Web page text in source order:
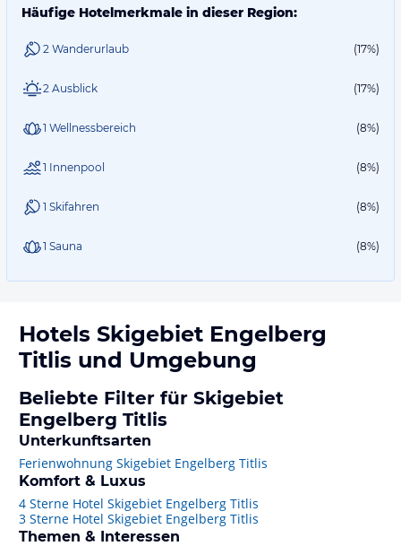
Häufige Hotelmerkmale in dieser Region:
2 Wanderurlaub (17%)
2 Ausblick (17%)
1 Wellnessbereich (8%)
1 Innenpool (8%)
1 Skifahren (8%)
1 Sauna (8%)
Hotels Skigebiet Engelberg
Titlis und Umgebung
Beliebte Filter für Skigebiet
Engelberg Titlis
Unterkunftsarten
Ferienwohnung Skigebiet Engelberg Titlis
Komfort & Luxus
4 Sterne Hotel Skigebiet Engelberg Titlis
3 Sterne Hotel Skigebiet Engelberg Titlis
Themen & Interessen